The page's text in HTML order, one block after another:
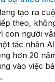
tạo ra
theo,
con người
tác nhân
hơn 20
vào việc